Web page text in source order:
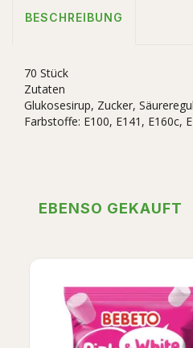
BESCHREIBUNG
70 Stück
Zutaten
Glukosesirup, Zucker,
Farbstoffe: E100, E141, E160c,
EBENSO GEKAUFT